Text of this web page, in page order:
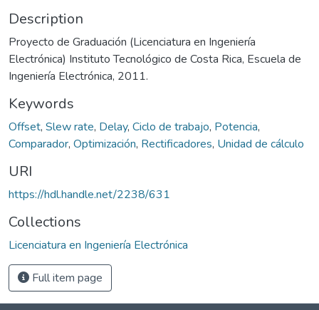
Description
Proyecto de Graduación (Licenciatura en Ingeniería
Electrónica) Instituto Tecnológico de Costa Rica, Escuela de
Ingeniería Electrónica, 2011.
Keywords
Offset, Slew rate, Delay, Ciclo de trabajo, Potencia,
Comparador, Optimización, Rectificadores, Unidad de cálculo
URI
https://hdl.handle.net/2238/631
Collections
Licenciatura en Ingeniería Electrónica
Full item page